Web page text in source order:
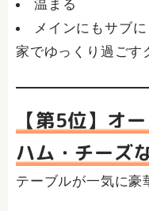
温まる
メインにもサブ
家でゆっくり過ごす
【第5位】オ
ハム・チーズ
テーブルが一気に豪